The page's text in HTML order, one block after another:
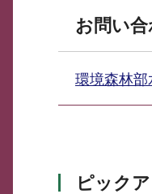
お問い
環境森林
ピック